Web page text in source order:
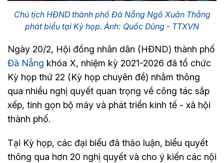
Chủ tịch HĐND thành phố Đà Nẵng Ngô Xuân Thắng
phát biểu tại Kỳ họp. Ảnh: Quốc Dũng - TTXVN
Ngày 20/2, Hội đồng nhân dân (HĐND) thành phố
Đà Nẵng khóa X, nhiệm kỳ 2021-2026 đã tổ chức
Kỳ họp thứ 22 (Kỳ họp chuyên đề) nhằm thông
qua nhiều nghị quyết quan trọng về công tác sắp
xếp, tinh gọn bộ máy và phát triển kinh tế - xã hội
thành phố.
Tại Kỳ họp, các đại biểu đã thảo luận, biểu quyết
thông qua hơn 20 nghị quyết và cho ý kiến các nội